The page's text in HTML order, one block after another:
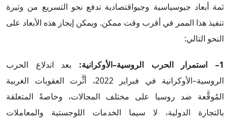
ثمة أبعاد جيوسياسية وجيواقتصادية تدفع نحو التسريع من وتيرة
تنفيذ هذا الممر في أقرب وقت ممكن. ويمكن إيجاز هذه الأبعاد على
النحو التالي:
1– استمرار الحرب الروسية–الأوكرانية:
بعد اندلاع الحرب
الروسية–الأوكرانية في فبراير 2022، أثَّرت العقوبات الغربية
المُوقَّعة ضد روسيا على مختلف المجالات، وخاصةً المتعلقة
بالتجارة الدولية، لا سيما الخدمات اللوجستية والمعاملات